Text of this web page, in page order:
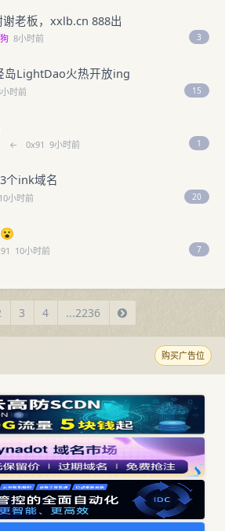
老板，xxlb.cn 888出
8小时前 3
LightDao火热开放ing
时前 15
← 0x91 9小时前 1
个ink域名
10小时前 20
10小时前 7
3 4 ...2236
购买广告位